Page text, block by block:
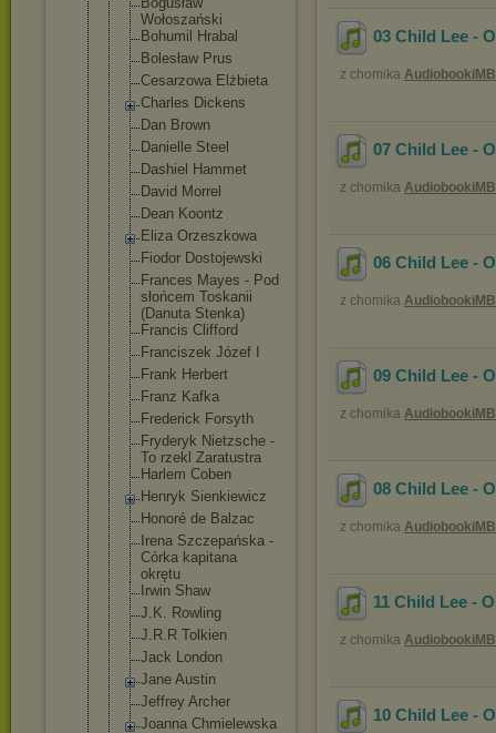
Wołoszański
Bohumil Hrabal
Bolesław Prus
Cesarzowa Elżbieta
Charles Dickens
Dan Brown
Danielle Steel
Dashiel Hammet
David Morrel
Dean Koontz
Eliza Orzeszkowa
Fiodor Dostojewski
Frances Mayes - Pod
słońcem Toskanii
(Danuta Stenka)
Francis Clifford
Franciszek Józef I
Frank Herbert
Franz Kafka
Frederick Forsyth
Fryderyk Nietzsche -
To rzekl Zaratustra
Harlem Coben
Henryk Sienkiewicz
Honoré de Balzac
Irena Szczepańska -
Córka kapitana
okrętu
Irwin Shaw
J.K. Rowling
J.R.R Tolkien
Jack London
Jane Austin
Jeffrey Archer
Joanna Chmielewska
03 Child Lee -
z chomika AudiobookiMB
07 Child Lee -
z chomika AudiobookiMB
06 Child Lee -
z chomika AudiobookiMB
09 Child Lee -
z chomika AudiobookiMB
08 Child Lee -
z chomika AudiobookiMB
11 Child Lee -
z chomika AudiobookiMB
10 Child Lee -